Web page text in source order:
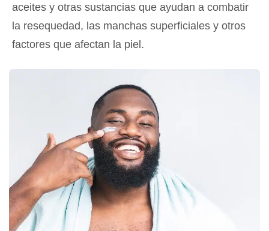
aceites y otras sustancias que ayudan a combatir
la resequedad, las manchas superficiales y otros
factores que afectan la piel.